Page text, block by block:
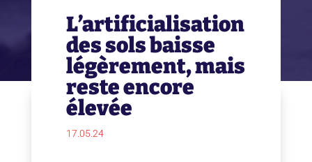
L’artificialisation
des sols baisse
légèrement, mais
reste encore
élevée
17.05.24